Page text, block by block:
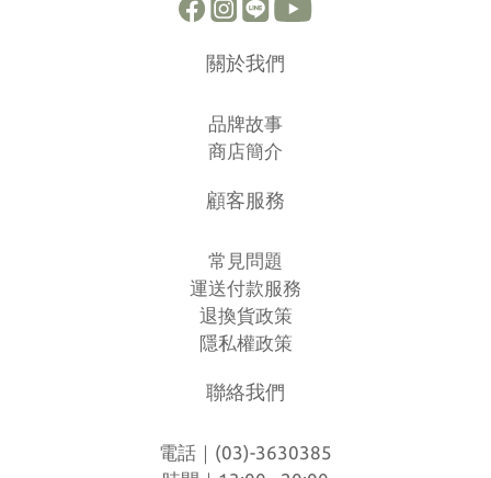
關於我們
品牌故事
商店簡介
顧客服務
常見問題
運送付款服務
退換貨政策
隱私權政策
聯絡我們
電話｜(03)-3630385